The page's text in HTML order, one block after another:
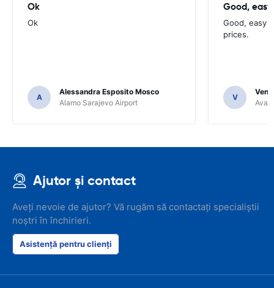
Ok
Ok
A
Alessandra Esposito Mosco
Alamo Sarajevo Airport
Good,
Good, easy
prices.
V
Ajutor și contact
Aveți nevoie de ajutor? Vă rugăm să contactați specialiștii
noștri în închirieri.
Asistență pentru clienți